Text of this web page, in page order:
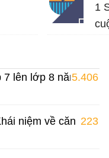
1
7 lên lớp 8 năm5.406
niệm về căn bậc
223